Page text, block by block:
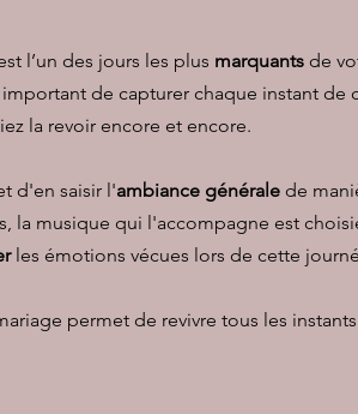
l’un des jours les plus marquants de
de capturer chaque instant de
la revoir encore et encore.
d'en saisir l'ambiance générale de
la musique qui l'accompagne est
les émotions vécues lors de cette
permet de revivre tous les